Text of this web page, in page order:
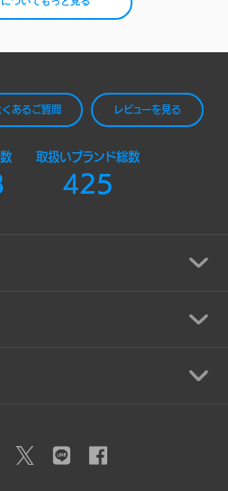
ついてもっと見る
くあるご質問 レビューを見る
取扱いブランド総数
425